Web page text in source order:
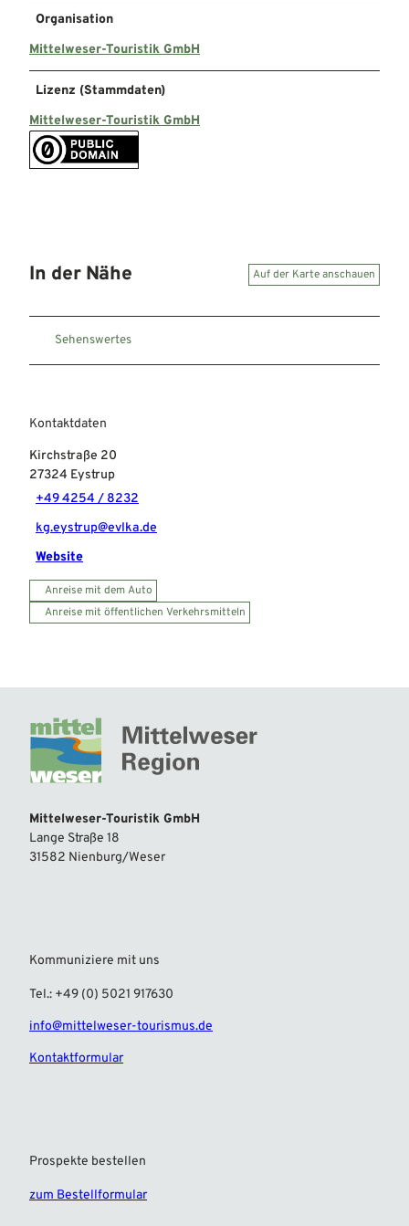
Organisation
Mittelweser-Touristik GmbH
Lizenz (Stammdaten)
Mittelweser-Touristik GmbH
In der Nähe Auf der Karte anschauen
Sehenswertes
Kontaktdaten
Kirchstraße 20
27324 Eystrup
+49 4254 / 8232
kg.eystrup@evlka.de
Website
Anreise mit dem Auto
Anreise mit öffentlichen Verkehrsmitteln
Mittelweser-Touristik GmbH
Lange Straße 18
31582 Nienburg/Weser
Kommuniziere mit uns
Tel.: +49 (0) 5021 917630
info@mittelweser-tourismus.de
Kontaktformular
Prospekte bestellen
zum Bestellformular